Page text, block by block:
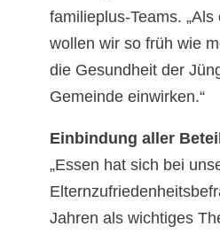
familieplus-Teams.
wollen wir so früh wie
die Gesundheit der
Gemeinde einwirken.“
Einbindung aller
„Essen hat sich bei
Jahren als wichtiges